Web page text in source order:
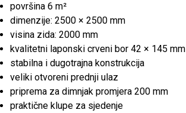
površina 6 m²
dimenzije: 2500 × 2500 mm
visina zida: 2000 mm
kvalitetni laponski crveni bor 42 × 145 mm
stabilna i dugotrajna konstrukcija
veliki otvoreni prednji ulaz
priprema za dimnjak promjera 200 mm
praktične klupe za sjedenje